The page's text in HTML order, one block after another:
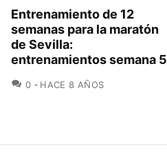
Entrenamiento de 12
semanas para la maratón
de Sevilla:
entrenamientos semana 5
0 COMENTARIOS
HACE 8 AÑOS